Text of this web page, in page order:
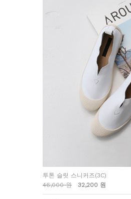
투톤 슬릿 스니커즈(3C)
46,000 원
32,200 원